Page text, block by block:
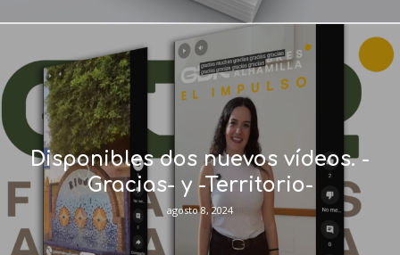
Disponibles dos nuevos vídeos. -
Gracias- y -Territorio-
agosto 8, 2024